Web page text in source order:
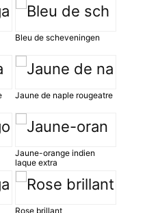
Bleu de scheveningen
Jaune de naple rougeatre
Jaune-orange indien
laque extra
Rose brillant